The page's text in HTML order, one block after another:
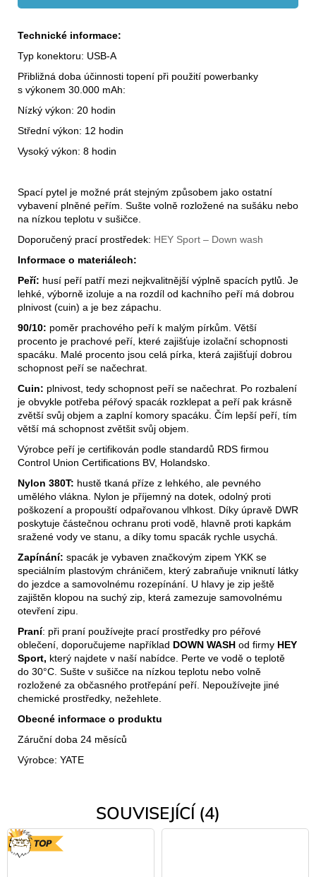
Technické informace:
Typ konektoru: USB-A
Přibližná doba účinnosti topení při použití powerbanky
s výkonem 30.000 mAh:
Nízký výkon: 20 hodin
Střední výkon: 12 hodin
Vysoký výkon: 8 hodin
Spací pytel je možné prát stejným způsobem jako ostatní
vybavení plněné peřím. Sušte volně rozložené na sušáku nebo
na nízkou teplotu v sušičce.
Doporučený prací prostředek: HEY Sport – Down wash
Informace o materiálech:
Peří: husí peří patří mezi nejkvalitnější výplně spacích pytlů. Je
lehké, výborně izoluje a na rozdíl od kachního peří má dobrou
plnivost (cuin) a je bez zápachu.
90/10: poměr prachového peří k malým pírkům. Větší
procento je prachové peří, které zajišťuje izolační schopnosti
spacáku. Malé procento jsou celá pírka, která zajišťují dobrou
schopnost peří se načechrat.
Cuin: plnivost, tedy schopnost peří se načechrat. Po rozbalení
je obvykle potřeba péřový spacák rozklepat a peří pak krásně
zvětší svůj objem a zaplní komory spacáku. Čím lepší peří, tím
větší má schopnost zvětšit svůj objem.
Výrobce peří je certifikován podle standardů RDS firmou
Control Union Certifications BV, Holandsko.
Nylon 380T: hustě tkaná příze z lehkého, ale pevného
umělého vlákna. Nylon je příjemný na dotek, odolný proti
poškození a propouští odpařovanou vlhkost. Díky úpravě DWR
poskytuje částečnou ochranu proti vodě, hlavně proti kapkám
sražené vody ve stanu, a díky tomu spacák rychle usychá.
Zapínání: spacák je vybaven značkovým zipem YKK se
speciálním plastovým chráničem, který zabraňuje vniknutí látky
do jezdce a samovolnému rozepínání. U hlavy je zip ještě
zajištěn klopou na suchý zip, která zamezuje samovolnému
otevření zipu.
Praní: při praní používejte prací prostředky pro péřové
oblečení, doporučujeme například DOWN WASH od firmy HEY
Sport, který najdete v naší nabídce. Perte ve vodě o teplotě
do 30°C. Sušte v sušičce na nízkou teplotu nebo volně
rozložené za občasného protřepání peří. Nepoužívejte jiné
chemické prostředky, nežehlete.
Obecné informace o produktu
Záruční doba 24 měsíců
Výrobce: YATE
SOUVISEJÍCÍ (4)